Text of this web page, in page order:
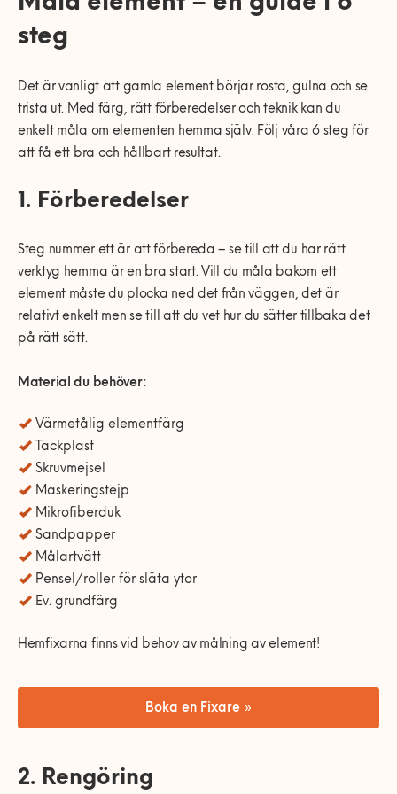
Var finns vi?
Våra partner
Våra Fixare
Populära tjänster och artiklar
steg
Det är vanligt att gamla element börjar rosta, gulna och se
trista ut. Med färg, rätt förberedelser och teknik kan du
enkelt måla om elementen hemma själv. Följ våra 6 steg för
att få ett bra och hållbart resultat.
1. Förberedelser
Steg nummer ett är att förbereda – se till att du har rätt
verktyg hemma är en bra start. Vill du måla bakom ett
element måste du plocka ned det från väggen, det är
relativt enkelt men se till att du vet hur du sätter tillbaka det
på rätt sätt.
Material du behöver:
Värmetålig elementfärg
Täckplast
Skruvmejsel
Maskeringstejp
Mikrofiberduk
Sandpapper
Målartvätt
Pensel/roller för släta ytor
Ev. grundfärg
Hemfixarna finns vid behov av målning av element!
Boka en Fixare »
2. Rengöring